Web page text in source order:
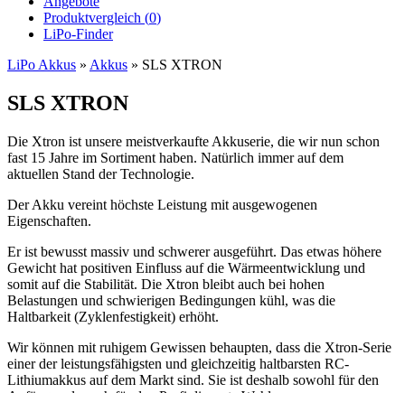
Produktvergleich (0)
LiPo-Finder
LiPo Akkus » Akkus » SLS XTRON
SLS XTRON
Die Xtron ist unsere meistverkaufte Akkuserie, die wir nun schon
fast 15 Jahre im Sortiment haben. Natürlich immer auf dem
aktuellen Stand der Technologie.
Der Akku vereint höchste Leistung mit ausgewogenen
Eigenschaften.
Er ist bewusst massiv und schwerer ausgeführt. Das etwas höhere
Gewicht hat positiven Einfluss auf die Wärmeentwicklung und
somit auf die Stabilität. Die Xtron bleibt auch bei hohen
Belastungen und schwierigen Bedingungen kühl, was die
Haltbarkeit (Zyklenfestigkeit) erhöht.
Wir können mit ruhigem Gewissen behaupten, dass die Xtron-Serie
einer der leistungsfähigsten und gleichzeitig haltbarsten RC-
Lithiumakkus auf dem Markt sind. Sie ist deshalb sowohl für den